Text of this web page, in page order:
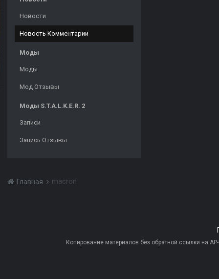
Новости
Новость Комментарии
Моды
Моды
Мод Отзывы
Моды S.T.A.L.K.E.R. 2
Записи
Запись Отзывы
Главная macron
Копирование материалов без обратной ссылки на